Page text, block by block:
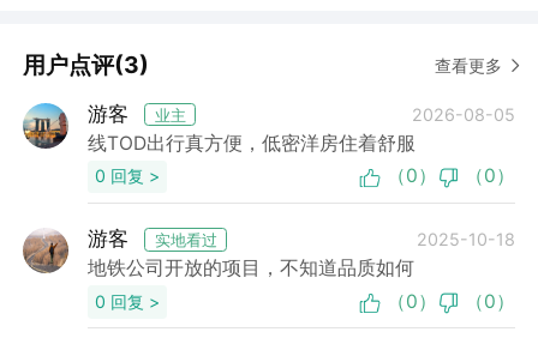
用户点评(3) 查看更多
游客 业主 2026-08-05
线TOD出行真方便，低密洋房住着舒服
0 回复 > （0） （0）
游客 实地看过 2025-10-18
地铁公司开放的项目，不知道品质如何
0 回复 > （0） （0）